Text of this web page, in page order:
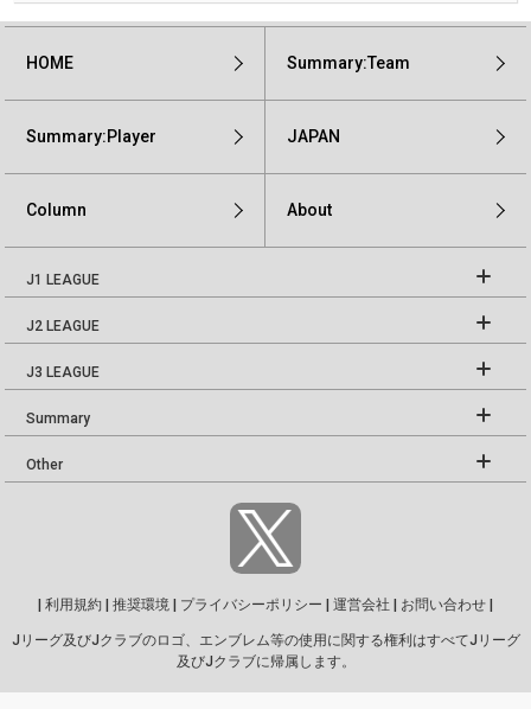
HOME Summary:Team
Summary:Player JAPAN
Column About
J1 LEAGUE
J2 LEAGUE
J3 LEAGUE
Summary
Other
利用規約 推奨環境 プライバシーポリシー 運営会社 お問い合わせ
Jリーグ及びJクラブのロゴ、エンブレム等の使用に関する権利はすべてJリーグ
及びJクラブに帰属します。